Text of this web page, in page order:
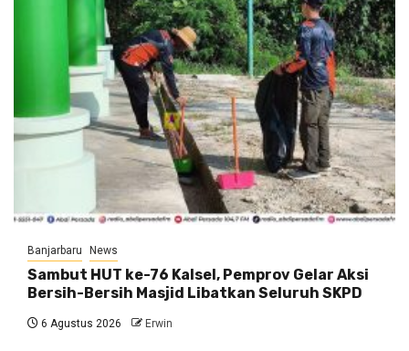
Banjarbaru News
Sambut HUT ke-76 Kalsel, Pemprov Gelar Aksi
Bersih-Bersih Masjid Libatkan Seluruh SKPD
6 Agustus 2026 Erwin